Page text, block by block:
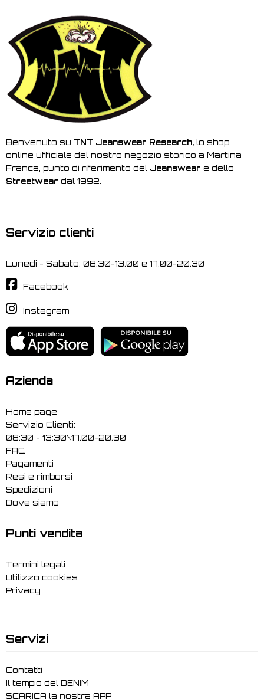
Benvenuto su TNT Jeanswear Research, lo shop
online ufficiale del nostro negozio storico a Martina
Franca, punto di riferimento del Jeanswear e dello
Streetwear dal 1992.
Servizio clienti
Lunedi - Sabato: 08.30-13.00 e 17.00-20.30
Facebook
Instagram
Azienda
Home page
Servizio Clienti:
08:30 - 13:30\17.00-20.30
FAQ
Pagamenti
Resi e rimborsi
Spedizioni
Dove siamo
Punti vendita
Termini legali
Utilizzo cookies
Privacy
Servizi
Contatti
Il tempio del DENIM
SCARICA la nostra APP